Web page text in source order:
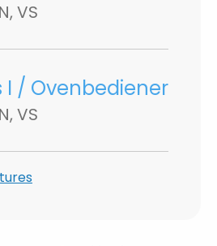
VS
I / Ovenbediener
VS